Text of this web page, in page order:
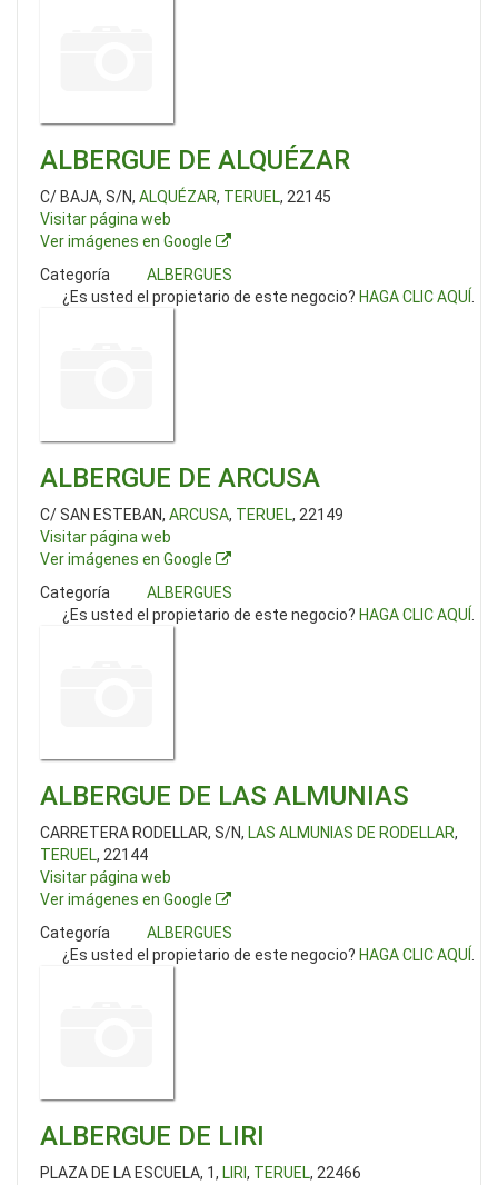
ALBERGUE DE ALQUÉZAR
C/ BAJA, S/N, ALQUÉZAR, TERUEL, 22145
Visitar página web
Ver imágenes en Google
Categoría
ALBERGUES
¿Es usted el propietario de este negocio? HAGA CLIC AQUÍ .
ALBERGUE DE ARCUSA
C/ SAN ESTEBAN, ARCUSA, TERUEL, 22149
Visitar página web
Ver imágenes en Google
Categoría
ALBERGUES
¿Es usted el propietario de este negocio? HAGA CLIC AQUÍ .
ALBERGUE DE LAS ALMUNIAS
CARRETERA RODELLAR, S/N, LAS ALMUNIAS DE RODELLAR,
TERUEL, 22144
Visitar página web
Ver imágenes en Google
Categoría
ALBERGUES
¿Es usted el propietario de este negocio? HAGA CLIC AQUÍ .
ALBERGUE DE LIRI
PLAZA DE LA ESCUELA, 1, LIRI, TERUEL, 22466